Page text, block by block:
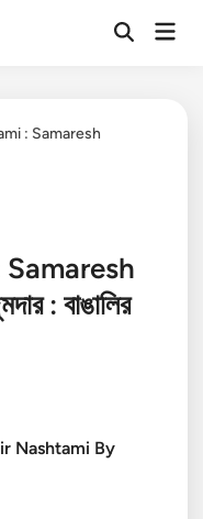
OpenMain
: Samaresh
: বাঙালির
Nashtami By